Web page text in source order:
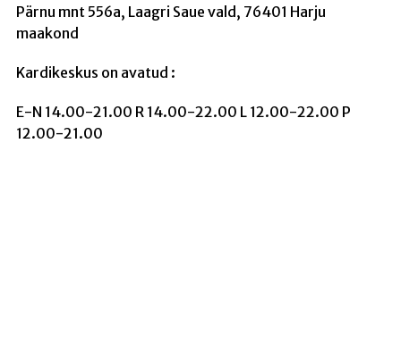
Pärnu mnt 556a, Laagri Saue vald, 76401 Harju
maakond
Kardikeskus on avatud :
E-N 14.00-21.00 R 14.00-22.00 L 12.00-22.00 P
12.00-21.00